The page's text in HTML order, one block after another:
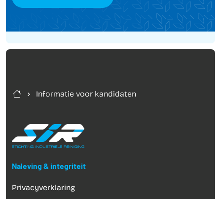
Informatie voor kandidaten
Naleving & integriteit
Privacyverklaring